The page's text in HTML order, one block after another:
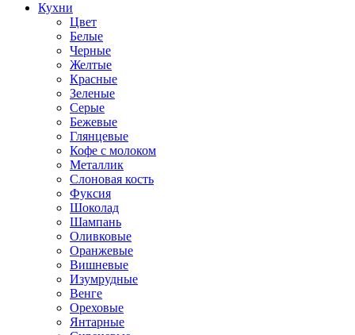
Кухни
Цвет
Белые
Черные
Желтые
Красные
Зеленые
Серые
Бежевые
Глянцевые
Кофе с молоком
Металлик
Слоновая кость
Фуксия
Шоколад
Шампань
Оливковые
Оранжевые
Вишневые
Изумрудные
Венге
Ореховые
Янтарные